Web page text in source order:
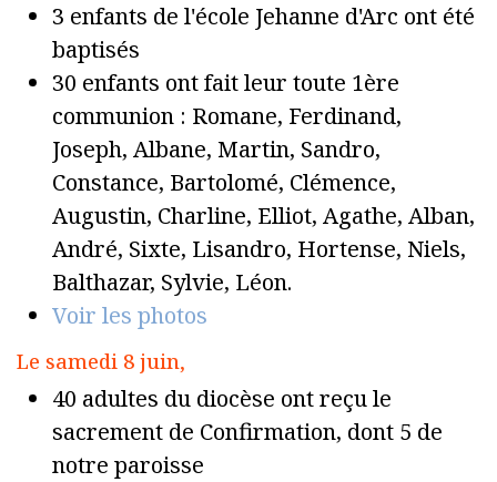
3 enfants de l'école Jehanne d'Arc ont été
baptisés
30 enfants ont fait leur toute 1ère
communion : Romane, Ferdinand,
Joseph, Albane, Martin, Sandro,
Constance, Bartolomé, Clémence,
Augustin, Charline, Elliot, Agathe, Alban,
André, Sixte, Lisandro, Hortense, Niels,
Balthazar, Sylvie, Léon.
Voir les photos
Le samedi 8 juin,
40 adultes du diocèse ont reçu le
sacrement de Confirmation, dont 5 de
notre paroisse